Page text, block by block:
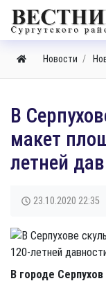
Новости
В
макет
летней
23.10.2020 22:35
В городе